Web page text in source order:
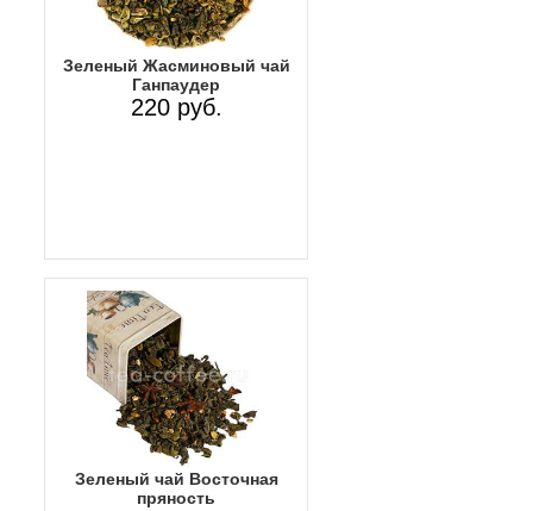
Зеленый Жасминовый чай
Ганпаудер
220 руб.
Зеленый чай Восточная
пряность